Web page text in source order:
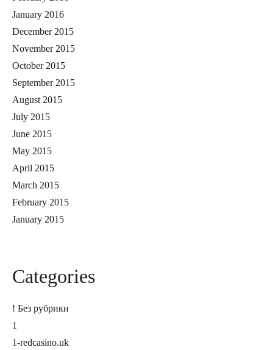
January 2016
December 2015
November 2015
October 2015
September 2015
August 2015
July 2015
June 2015
May 2015
April 2015
March 2015
February 2015
January 2015
Categories
! Без рубрики
1
1-redcasino.uk